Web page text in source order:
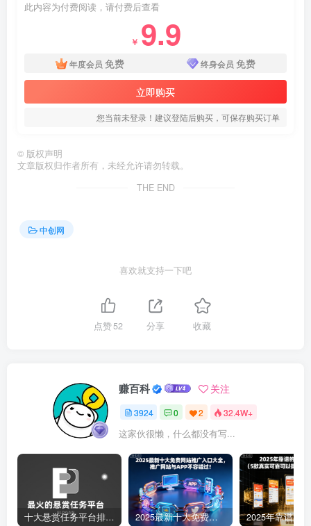
此内容为付费阅读，请付费后查看
￥ 9.9
年度会员 免费 终身会员 免费
立即购买
您当前未登录！建议登陆后购买，可保存购买订单
© 版权声明
文章版权归作者所有，未经允许请勿转载。
THE END
中创网
喜欢就支持一下吧
点赞52 分享 收藏
赚百科 关注
3924 0 2 32.4W+
这家伙很懒，什么都没有写...
十大悬赏任务平台排行榜（全网最好的悬赏任务平台） 2025最新十大免费网站推广入口大全，推广网站与APP不容错过！